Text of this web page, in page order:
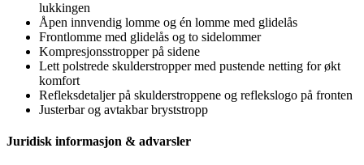
lukkingen
Åpen innvendig lomme og én lomme med glidelås
Frontlomme med glidelås og to sidelommer
Kompresjonsstropper på sidene
Lett polstrede skulderstropper med pustende netting for økt
komfort
Refleksdetaljer på skulderstroppene og reflekslogo på fronten
Justerbar og avtakbar bryststropp
Juridisk informasjon & advarsler